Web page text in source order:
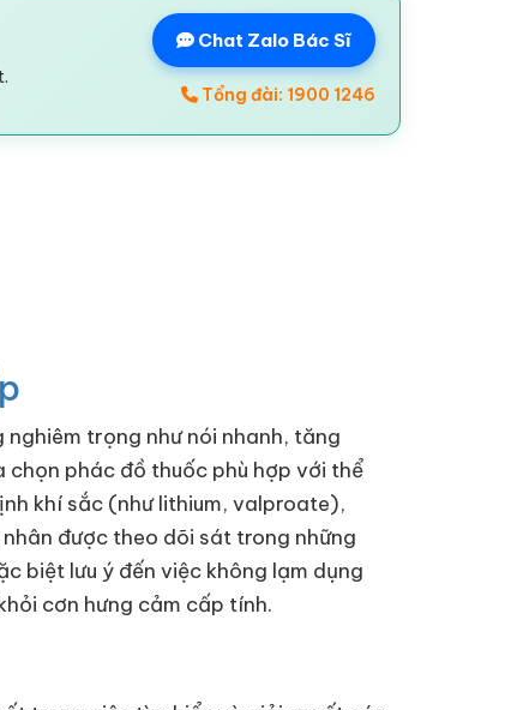
Chat Zalo Bác Sĩ
Tổng đài: 1900 1246
trọng như nói nhanh, tăng
chọn phác đồ thuốc phù hợp với thể
khí sắc (như lithium, valproate),
được theo dõi sát trong những
biệt lưu ý đến việc không lạm dụng
cơn hưng cảm cấp tính.